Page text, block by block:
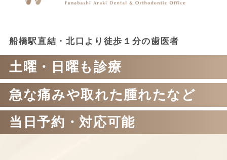
船橋駅直結・北口より徒歩１分の歯医者
土曜・日曜も診療
急な痛みや取れた腫れたなど
当日予約・対応可能